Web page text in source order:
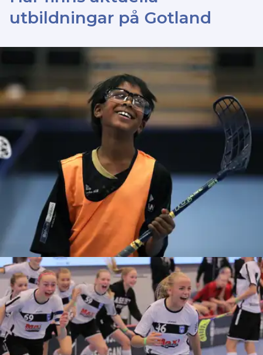
utbildningar på Gotland